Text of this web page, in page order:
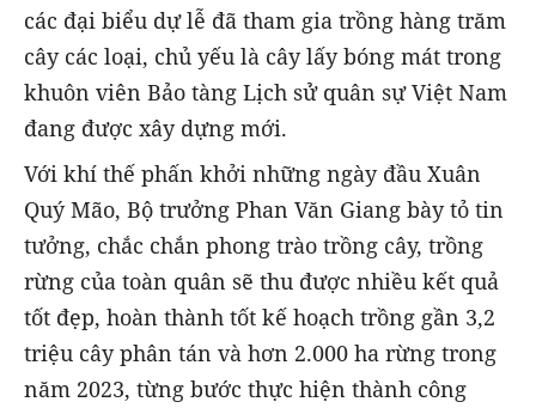
các đại biểu dự lễ đã tham gia trồng hàng trăm
cây các loại, chủ yếu là cây lấy bóng mát trong
khuôn viên Bảo tàng Lịch sử quân sự Việt Nam
đang được xây dựng mới.
Với khí thế phấn khởi những ngày đầu Xuân
Quý Mão, Bộ trưởng Phan Văn Giang bày tỏ tin
tưởng, chắc chắn phong trào trồng cây, trồng
rừng của toàn quân sẽ thu được nhiều kết quả
tốt đẹp, hoàn thành tốt kế hoạch trồng gần 3,2
triệu cây phân tán và hơn 2.000 ha rừng trong
năm 2023, từng bước thực hiện thành công